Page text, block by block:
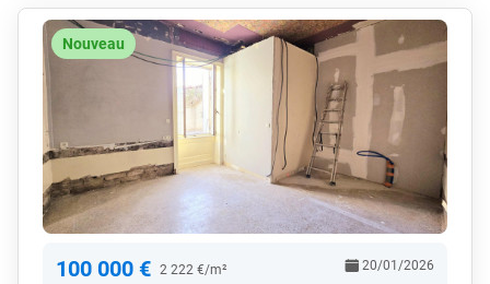
Nouveau
100 000 € 2 222 €/m² 20/01/2026